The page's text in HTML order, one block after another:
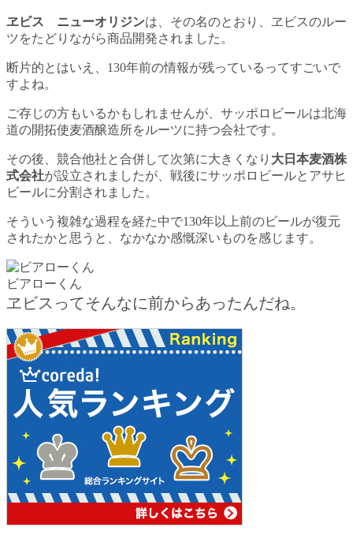
ヱビス ニューオリジンは、その名のとおり、ヱビスのルー
ツをたどりながら商品開発されました。
断片的とはいえ、130年前の情報が残っているってすごいで
すよね。
ご存じの方もいるかもしれませんが、サッポロビールは北海
道の開拓使麦酒醸造所をルーツに持つ会社です。
その後、競合他社と合併して次第に大きくなり 大日本麦酒株
式会社が設立されましたが、戦後にサッポロビールとアサヒ
ビールに分割されました。
そういう複雑な過程を経た中で130年以上前のビールが復元
されたかと思うと、なかなか感慨深いものを感じます。
ビアローくん
ヱビスってそんなに前からあったんだね。